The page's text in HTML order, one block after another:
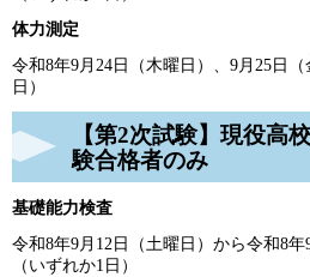
体力測定
令和8年9月24日（木曜日）、9月25
日）
【第2次試験】現役
験合格者のみ
基礎能力検査
令和8年9月12日（土曜日）から令和
（いずれか1日）